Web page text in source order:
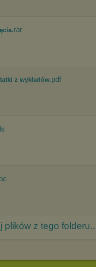
.rar
z wykładów.pdf
plików z tego